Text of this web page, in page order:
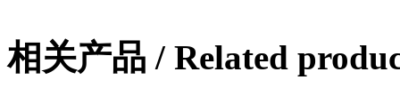
相关产品 / Related